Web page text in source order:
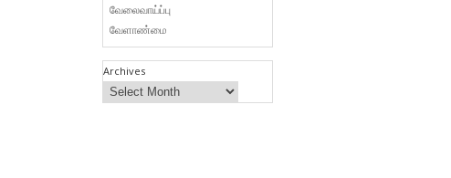
வேலைவாய்ப்பு
வேளாண்மை
Archives